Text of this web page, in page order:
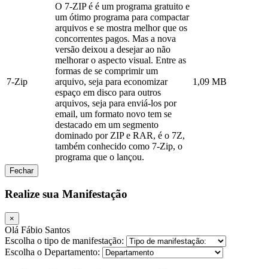
7-Zip
O 7-ZIP é é um programa gratuito e
um ótimo programa para compactar
arquivos e se mostra melhor que os
concorrentes pagos. Mas a nova
versão deixou a desejar ao não
melhorar o aspecto visual. Entre as
formas de se comprimir um
arquivo, seja para economizar
espaço em disco para outros
arquivos, seja para enviá-los por
email, um formato novo tem se
destacado em um segmento
dominado por ZIP e RAR, é o 7Z,
também conhecido como 7-Zip, o
programa que o lançou.
1,09 MB
Fechar
Realize sua Manifestação
×
Olá Fábio Santos
Escolha o tipo de manifestação:
Escolha o Departamento: